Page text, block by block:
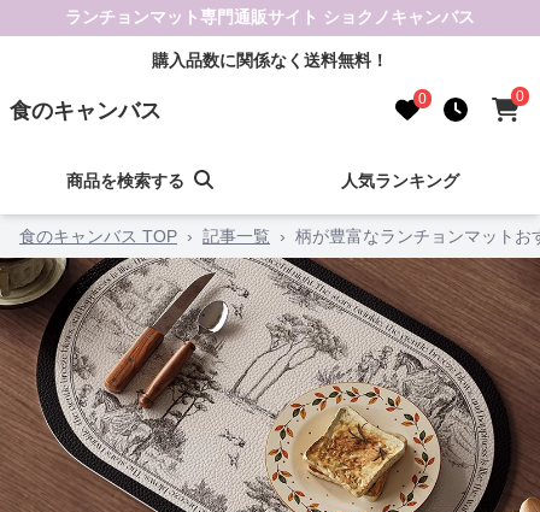
ランチョンマット専門通販サイト ショクノキャンバス
購入品数に関係なく送料無料！
食のキャンバス 0 0
商品を検索する 人気ランキング
食のキャンバス TOP › 記事一覧 › 柄が豊富なランチョンマットお